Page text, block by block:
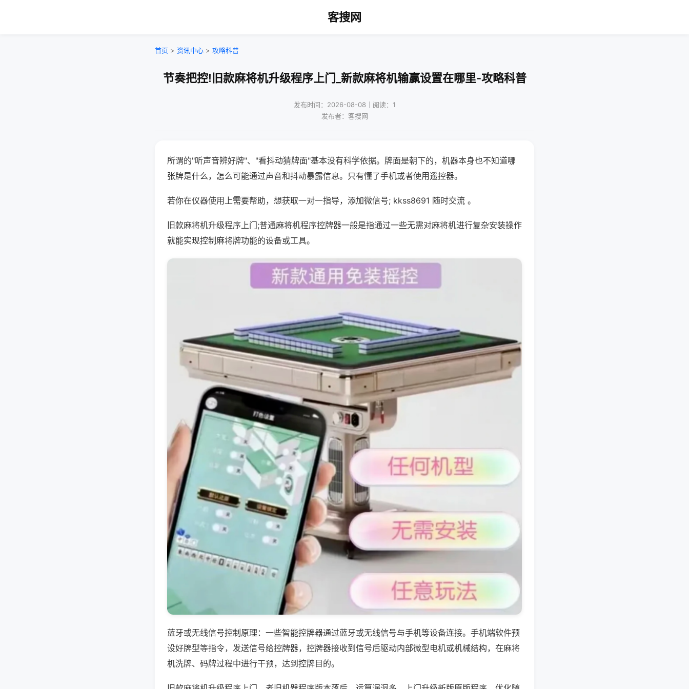
客搜网
首页 > 资讯中心 > 攻略科普
节奏把控!旧款麻将机升级程序上门_新款麻将机输赢设置在哪里-攻略科普
发布时间：2026-08-08｜阅读：1
发布者：客搜网
所谓的"听声音辨好牌"、"看抖动猜牌面"基本没有科学依据。牌面是朝下的，机器本身也不知道哪
张牌是什么，怎么可能通过声音和抖动暴露信息。只有懂了手机或者使用遥控器。
若你在仪器使用上需要帮助，想获取一对一指导，添加微信号; kkss8691 随时交流 。
旧款麻将机升级程序上门;普通麻将机程序控牌器一般是指通过一些无需对麻将机进行复杂安装操作
就能实现控制麻将牌功能的设备或工具。
蓝牙或无线信号控制原理：一些智能控牌器通过蓝牙或无线信号与手机等设备连接。手机端软件预
设好牌型等指令，发送信号给控牌器，控牌器接收到信号后驱动内部微型电机或机械结构，在麻将
机洗牌、码牌过程中进行干预，达到控牌目的。